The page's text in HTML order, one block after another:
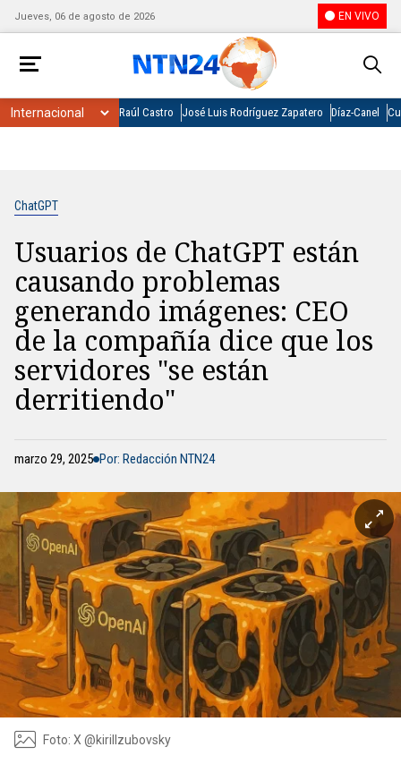
Jueves, 06 de agosto de 2026 EN VIVO
Raúl Castro José Luis Rodríguez Zapatero Díaz-Canel
ChatGPT
Usuarios de ChatGPT están
causando problemas
generando imágenes: CEO
de la compañía dice que los
servidores "se están
derritiendo"
marzo 29, 2025 Por: Redacción NTN24
Foto: X @kirillzubovsky